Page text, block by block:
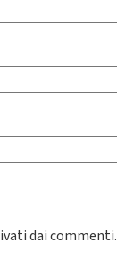
dai commenti.